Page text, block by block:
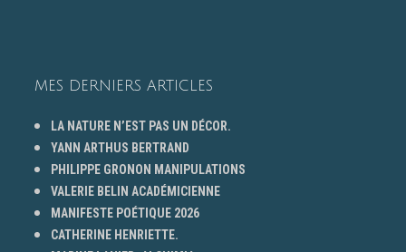
MES DERNIERS ARTICLES
LA NATURE N’EST PAS UN DÉCOR.
YANN ARTHUS BERTRAND
PHILIPPE GRONON MANIPULATIONS
VALERIE BELIN ACADÉMICIENNE
MANIFESTE POÉTIQUE 2026
CATHERINE HENRIETTE.